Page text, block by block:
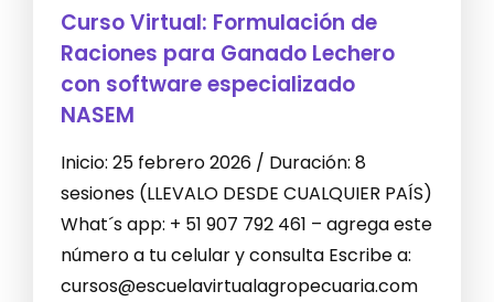
Curso Virtual: Formulación de
Raciones para Ganado Lechero
con software especializado
NASEM
Inicio: 25 febrero 2026 / Duración: 8
sesiones (LLEVALO DESDE CUALQUIER PAÍS)
What´s app: + 51 907 792 461 – agrega este
número a tu celular y consulta Escribe a:
cursos@escuelavirtualagropecuaria.com